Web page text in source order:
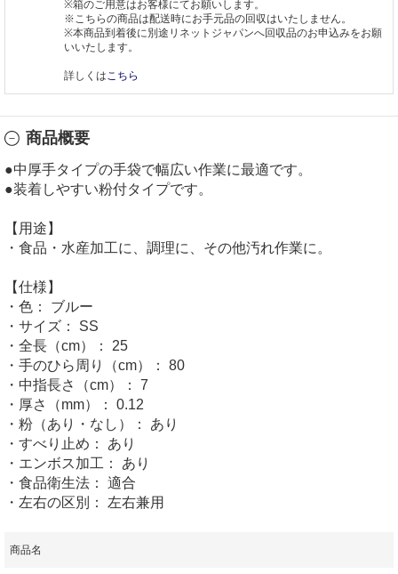
※箱のご用意はお客様にてお願いします。
※こちらの商品は配送時にお手元品の回収はいたしません。
※本商品到着後に別途リネットジャパンへ回収品のお申込みをお願
いいたします。
詳しくは こちら
商品概要
●中厚手タイプの手袋で幅広い作業に最適です。
●装着しやすい粉付タイプです。
【用途】
・食品・水産加工に、調理に、その他汚れ作業に。
【仕様】
・色： ブルー
・サイズ： SS
・全長（cm）： 25
・手のひら周り（cm）： 80
・中指長さ（cm）： 7
・厚さ（mm）： 0.12
・粉（あり・なし）： あり
・すべり止め： あり
・エンボス加工： あり
・食品衛生法： 適合
・左右の区別： 左右兼用
商品名